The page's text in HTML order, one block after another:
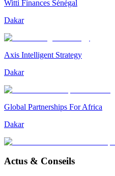
Witti Finances Sénégal
Dakar
Axis Intelligent Strategy
Dakar
Global Partnerships For Africa
Dakar
Actus & Conseils